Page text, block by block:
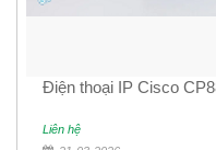
Điện thoại IP Cisco
Liên hệ